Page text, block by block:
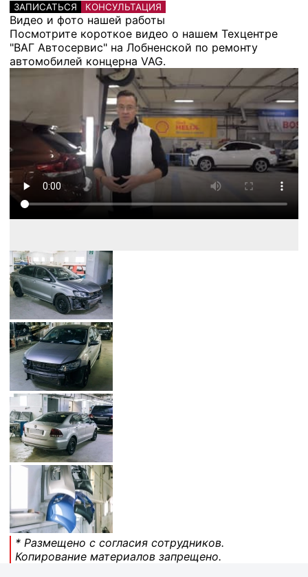
ЗАПИСАТЬСЯ КОНСУЛЬТАЦИЯ
Видео и фото нашей работы
Посмотрите короткое видео о нашем Техцентре
"ВАГ Автосервис" на Лобненской по ремонту
автомобилей концерна VAG.
* Размещено с согласия сотрудников.
Копирование материалов запрещено.